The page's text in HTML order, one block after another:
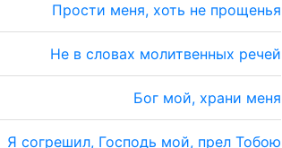
Прости меня, хоть не прощенья
Не в словах молитвенных речей
Бог мой, храни меня
Я согрешил, Господь мой, прел Тобою